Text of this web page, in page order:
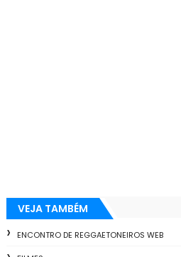
VEJA TAMBÉM
ENCONTRO DE REGGAETONEIROS WEB